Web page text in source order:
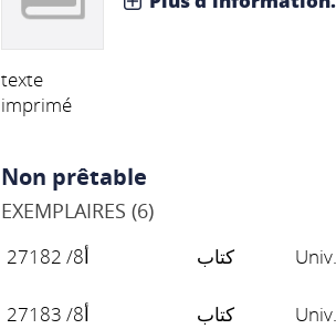
texte
imprimé
Non prêtable
EXEMPLAIRES (6)
أ8/ 27182 كتاب
أ8/ 27183
كتاب